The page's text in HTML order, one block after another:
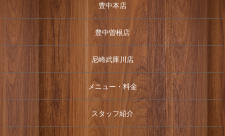
豊中本店
豊中曽根店
尼崎武庫川店
メニュー・料金
スタッフ紹介